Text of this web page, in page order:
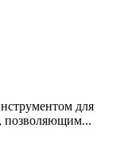
для
позволяющим...